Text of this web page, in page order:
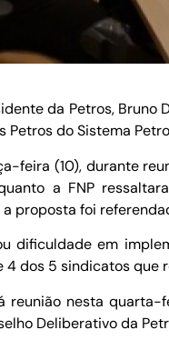
da Petros, Bruno
do Sistema
feira (10), durante
a FNP
proposta foi
dificuldade em
4 dos 5 sindicatos
nesta quarta-
Deliberativo da